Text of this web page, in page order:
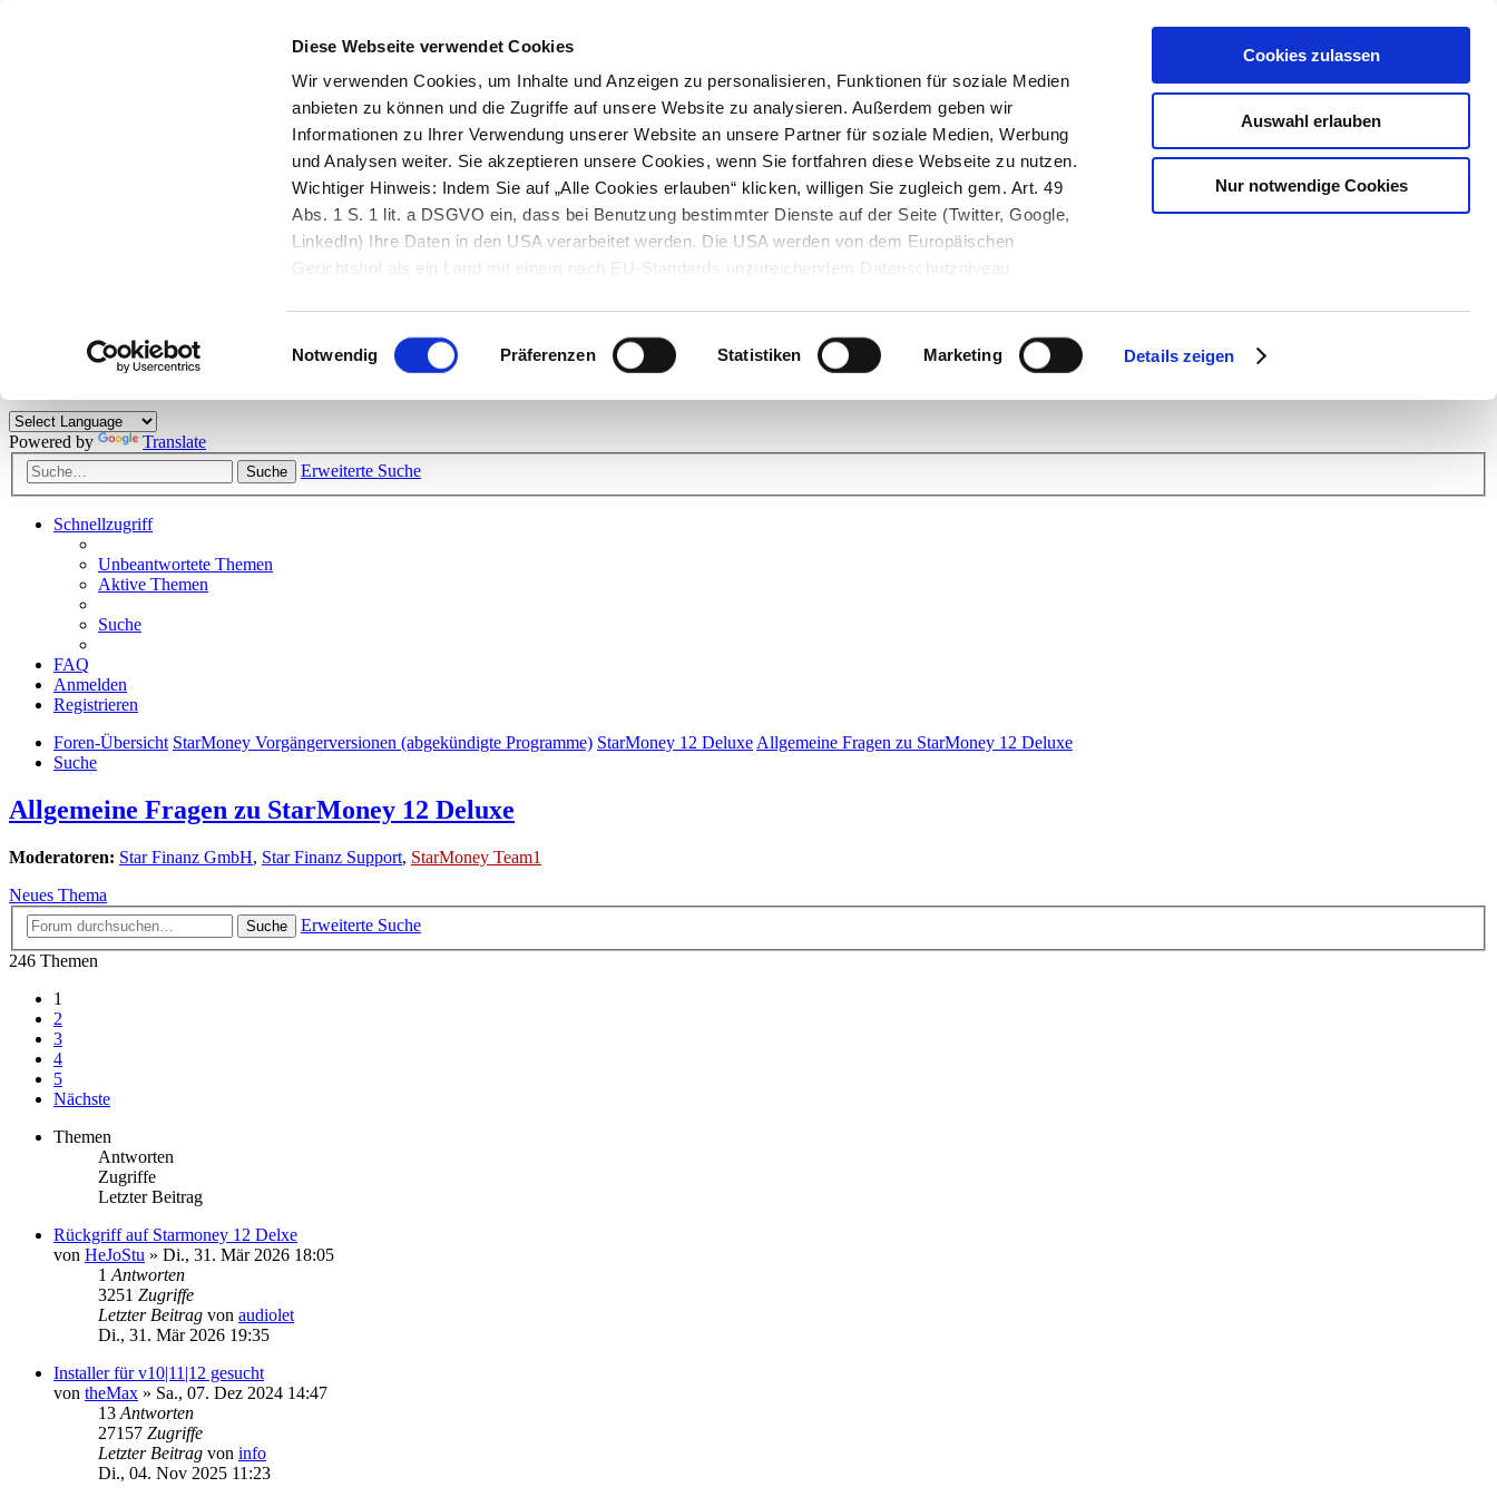
Diese Webseite verwendet Cookies
Wir verwenden Cookies, um Inhalte und Anzeigen zu personalisieren, Funktionen für soziale Medien
anbieten zu können und die Zugriffe auf unsere Website zu analysieren. Außerdem geben wir
Informationen zu Ihrer Verwendung unserer Website an unsere Partner für soziale Medien, Werbung
und Analysen weiter. Sie akzeptieren unsere Cookies, wenn Sie fortfahren diese Webseite zu nutzen.
Wichtiger Hinweis: Indem Sie auf „Alle Cookies erlauben“ klicken, willigen Sie zugleich gem. Art. 49
Abs. 1 S. 1 lit. a DSGVO ein, dass bei Benutzung bestimmter Dienste auf der Seite (Twitter, Google,
LinkedIn) Ihre Daten in den USA verarbeitet werden. Die USA werden von dem Europäischen
Gerichtshof als ein Land mit einem nach EU-Standards unzureichendem Datenschutzniveau
Einwilligungsauswahl
Notwendig Präferenzen Statistiken Marketing Details zeigen
Cookies zulassen
Auswahl erlauben
Nur notwendige Cookies
Herzlich willkommen!
Kunden viele nützliche Hilfestellungen und interessante Tipps und Tricks. Stellen Sie Ihre Fragen und helfen Sie mit Ihrem Wissen anderen weiter.
Powered by Translate
Suche Erweiterte Suche
Schnellzugriff
Unbeantwortete Themen
Aktive Themen
Suche
FAQ
Anmelden
Registrieren
Foren-Übersicht StarMoney Vorgängerversionen (abgekündigte Programme) StarMoney 12 DeluxeAllgemeine Fragen zu StarMoney 12 Deluxe
Suche
Allgemeine Fragen zu StarMoney 12 Deluxe
Moderatoren: Star Finanz GmbH, Star Finanz Support, StarMoney Team1
Neues Thema
Suche
Erweiterte Suche
246 Themen
1
2
3
4
5
Nächste
Themen
Antworten
Zugriffe
Letzter Beitrag
Rückgriff auf Starmoney 12 Delxe
von HeJoStu » Di., 31. Mär 2026 18:05
1 Antworten
3251 Zugriffe
Letzter Beitrag von audiolet
Di., 31. Mär 2026 19:35
Installer für v10|11|12 gesucht
von theMax » Sa., 07. Dez 2024 14:47
13 Antworten
27157 Zugriffe
Letzter Beitrag von info
Di., 04. Nov 2025 11:23